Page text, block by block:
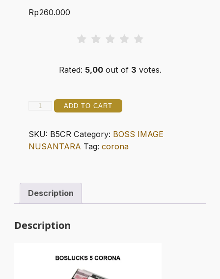
Rp260.000
Rated: 5,00out of 3 votes.
BOSLUCKS
CORONA
quantity
ADD TO CART
SKU: B5CR Category: BOSS IMAGE
NUSANTARA Tag: corona
Description
Description